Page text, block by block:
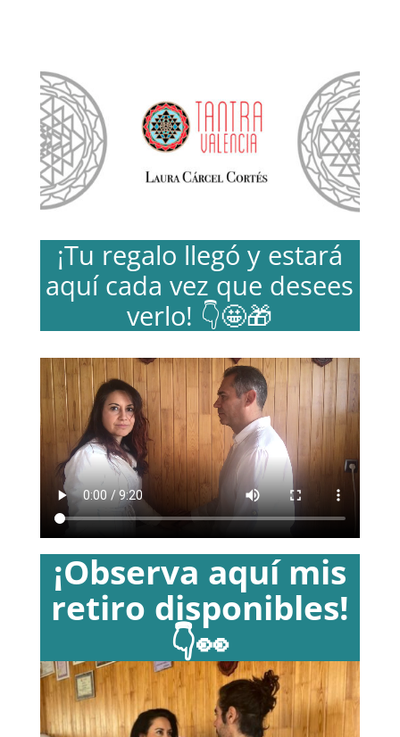
¡Tu regalo llegó y estará
aquí cada vez que desees
verlo! 👇🤩🎁
¡Observa aquí mis
retiro disponibles!
👇👀